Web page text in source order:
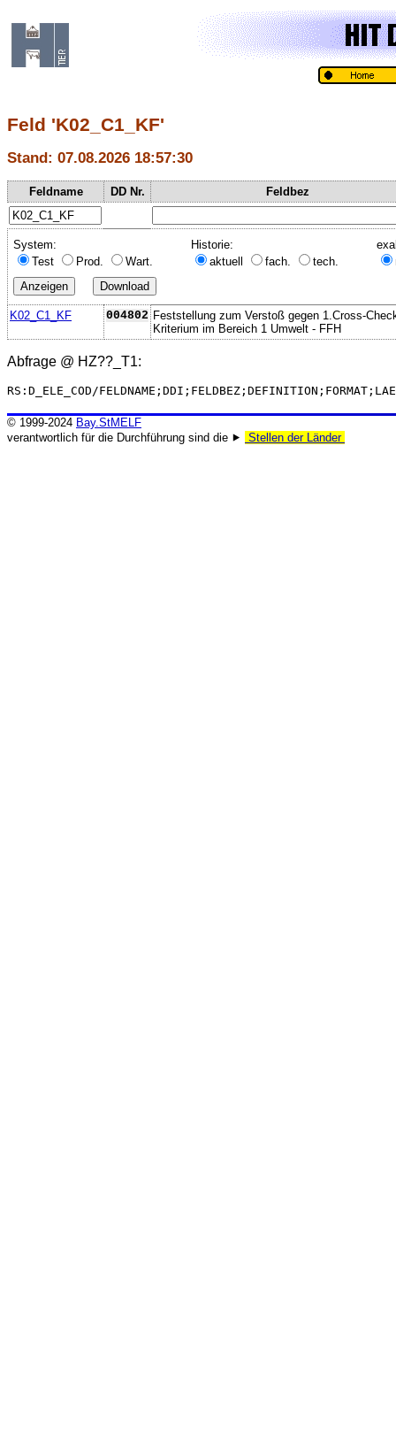
Feld 'K02_C1_KF'
Stand: 07.08.2026 18:57:30
Feldname DD Nr. Feldbez
System:
Test
Prod. Wart.
Historie:
aktuell
fach. tech.
K02_C1_KF 004802 Feststellung zum Verstoß gegen 1.Cross-
Kriterium im Bereich 1 Umwelt - FFH
Abfrage @ HZ??_T1:
RS:D_ELE_COD/
© 1999-2024 Bay.StMELF
verantwortlich für die Durchführung sind die ⯈
Stellen der Länder